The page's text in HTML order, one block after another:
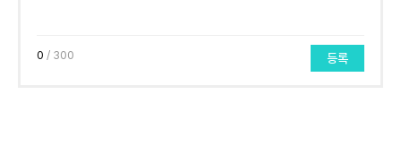
0 / 300 등록